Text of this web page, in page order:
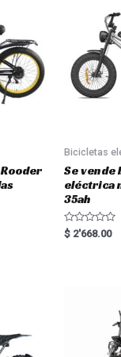
Bicicletas
Se vende
eléctrica
35ah
R
a
$ 2'668.00